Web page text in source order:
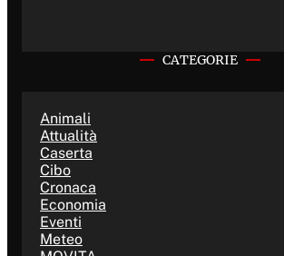
CATEGORIE
Animali
Attualità
Caserta
Cibo
Cronaca
Economia
Eventi
Meteo